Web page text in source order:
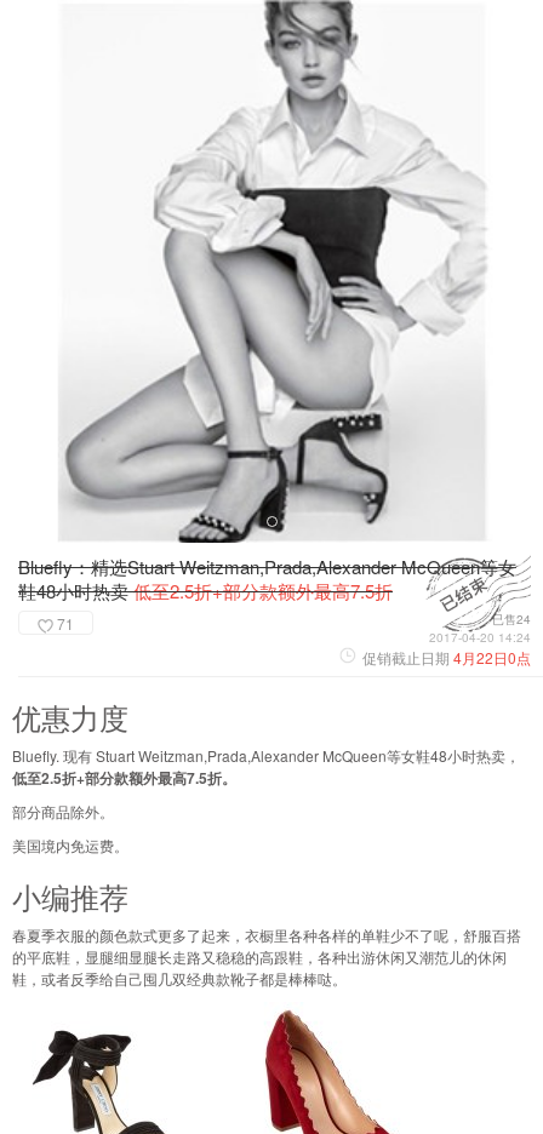
Bluefly：精选Stuart Weitzman,Prada,Alexander McQueen等女
鞋48小时热卖低至2.5折+部分款额外最高7.5折
71
已售24
2017-04-20 14:24
促销截止日期 4月22日0点
优惠力度
Bluefly. 现有 Stuart Weitzman,Prada,Alexander McQueen等女鞋48小时热卖，
低至2.5折+部分款额外最高7.5折。
部分商品除外。
美国境内免运费。
小编推荐
春夏季衣服的颜色款式更多了起来，衣橱里各种各样的单鞋少不了呢，舒服百搭
的平底鞋，显腿细显腿长走路又稳稳的高跟鞋，各种出游休闲又潮范儿的休闲
鞋，或者反季给自己囤几双经典款靴子都是棒棒哒。